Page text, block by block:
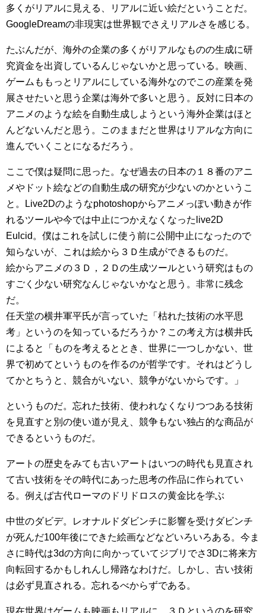
多くがリアルに見える、リアルに近い絵だということだ。
GoogleDreamの非現実は世界観でさえリアルさを感じる。
たぶんだが、海外の企業の多くがリアルなものの生成に研
究資金を出資しているんじゃないかと思っている。映画、
ゲームももっとリアルにしている海外なのでこの産業を発
展させたいと思う企業は海外で多いと思う。反対に日本の
アニメのような絵を自動生成しようという海外企業はほと
んどないんだと思う。このままだと世界はリアルな方向に
進んでいくことになるだろう。
ここで僕は疑問に思った。なぜ過去の日本の１８番のアニ
メやドット絵などの自動生成の研究が少ないのかというこ
と。Live2Dのようなphotoshopからアニメっぽい動きが作
れるツールや今では中止につかえなくなったlive2D
Eulcid。僕はこれを試しに使う前に公開中止になったので
知らないが、これは絵から３Ｄ生成ができるものだ。
絵からアニメの３Ｄ，２Ｄの生成ツールという研究はもの
すごく少ない研究なんじゃないかなと思う。非常に残念
だ。
任天堂の横井軍平氏が言っていた「枯れた技術の水平思
考」というのを知っているだろうか？この考え方は横井氏
によると「ものを考えるととき、世界に一つしかない、世
界で初めてというものを作るのが哲学です。それはどうし
てかとちうと、競合がいない、競争がないからです。」
というものだ。忘れた技術、使われなくなりつつある技術
を見直すと別の使い道が見え、競争もない独占的な商品が
できるというものだ。
アートの歴史をみても古いアートはいつの時代も見直され
て古い技術をその時代にあった思考の作品に作られてい
る。例えば古代ローマのドリドロスの黄金比を学ぶ
中世のダビデ。レオナルドダビンチに影響を受けダビンチ
が死んだ100年後にできた絵画などなどいろいろある。今ま
さに時代は3dの方向に向かっていてジブリでさ3Dに将来方
向転回するかもしれんし帰路なわけだ。しかし、古い技術
は必ず見直される。忘れるべからずである。
現在世界はゲームも映画もリアルに、３Ｄというのを研究